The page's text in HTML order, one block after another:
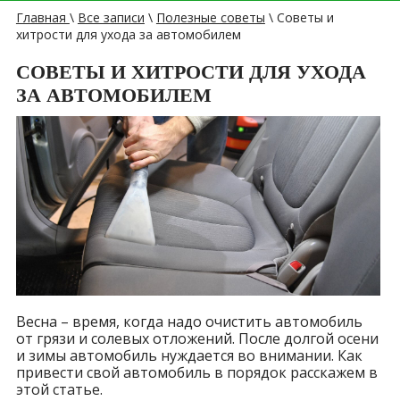
Главная \ Все записи \ Полезные советы \ Советы и
хитрости для ухода за автомобилем
СОВЕТЫ И ХИТРОСТИ ДЛЯ УХОДА
ЗА АВТОМОБИЛЕМ
Весна – время, когда надо очистить автомобиль
от грязи и солевых отложений. После долгой осени
и зимы автомобиль нуждается во внимании. Как
привести свой автомобиль в порядок расскажем в
этой статье.